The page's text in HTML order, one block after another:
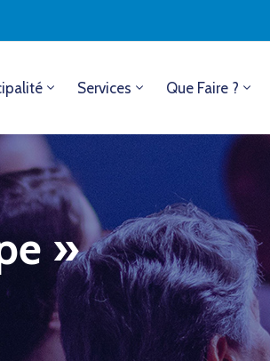
Services Que Faire ?
»